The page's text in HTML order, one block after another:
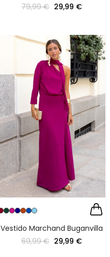
79,99 € 29,99 €
Vestido Marchand Buganvilla
69,99 € 29,99 €